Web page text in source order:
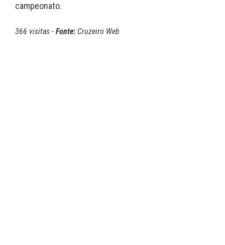
campeonato.
366 visitas - Fonte: Cruzeiro Web